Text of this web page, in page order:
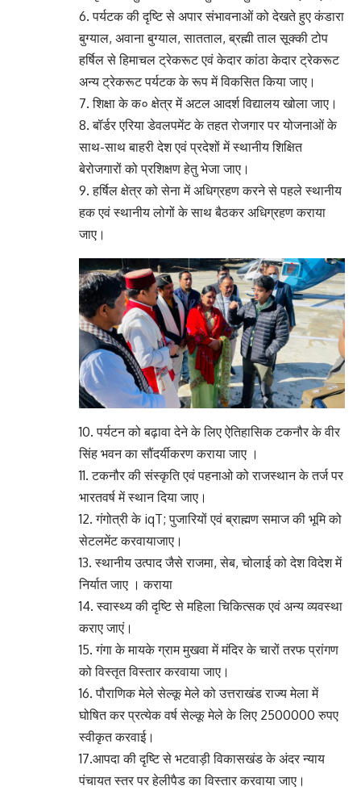
6. पर्यटक की दृष्टि से अपार संभावनाओं को देखते हुए कंडारा
बुग्याल, अवाना बुग्याल, सातताल, ब्रह्मी ताल सूक्की टोप
हर्षिल से हिमाचल ट्रेकरूट एवं केदार कांठा केदार ट्रेकरूट
अन्य ट्रेकरूट पर्यटक के रूप में विकसित किया जाए।
7. शिक्षा के क० क्षेत्र में अटल आदर्श विद्यालय खोला जाए।
8. बॉर्डर एरिया डेवलपमेंट के तहत रोजगार पर योजनाओं के
साथ-साथ बाहरी देश एवं प्रदेशों में स्थानीय शिक्षित
बेरोजगारों को प्रशिक्षण हेतु भेजा जाए।
9. हर्षिल क्षेत्र को सेना में अधिग्रहण करने से पहले स्थानीय
हक एवं स्थानीय लोगों के साथ बैठकर अधिग्रहण कराया
जाए।
10. पर्यटन को बढ़ावा देने के लिए ऐतिहासिक टकनौर के वीर
सिंह भवन का सौंदर्यीकरण कराया जाए ।
11. टकनौर की संस्कृति एवं पहनाओ को राजस्थान के तर्ज पर
भारतवर्ष में स्थान दिया जाए।
12. गंगोत्री के iqT; पुजारियों एवं ब्राह्मण समाज की भूमि को
सेटलमेंट करवायाजाए।
13. स्थानीय उत्पाद जैसे राजमा, सेब, चोलाई को देश विदेश में
निर्यात जाए । कराया
14. स्वास्थ्य की दृष्टि से महिला चिकित्सक एवं अन्य व्यवस्था
कराए जाएं।
15. गंगा के मायके ग्राम मुखवा में मंदिर के चारों तरफ प्रांगण
को विस्तृत विस्तार करवाया जाए।
16. पौराणिक मेले सेल्कू मेले को उत्तराखंड राज्य मेला में
घोषित कर प्रत्येक वर्ष सेल्कू मेले के लिए 2500000 रुपए
स्वीकृत करवाई।
17.आपदा की दृष्टि से भटवाड़ी विकासखंड के अंदर न्याय
पंचायत स्तर पर हेलीपैड का विस्तार करवाया जाए।